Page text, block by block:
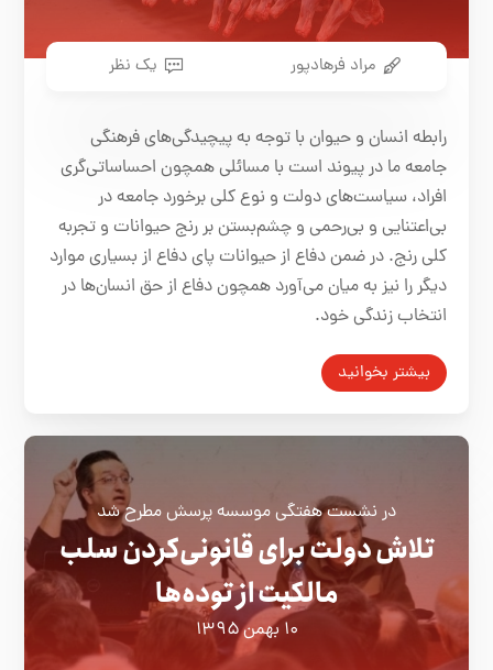
مراد فرهادپور یک نظر
رابطه انسان و حیوان با توجه به پیچیدگی‌های فرهنگی
جامعه ما در پیوند است با مسائلی همچون احساساتی‌گری
افراد، سیاست‌های دولت و نوع کلی برخورد جامعه در
بی‌اعتنایی و بی‌رحمی و چشم‌بستن بر رنج حیوانات و تجربه
کلی رنج. در ضمن دفاع از حیوانات پای دفاع از بسیاری موارد
دیگر را نیز به میان می‌آورد همچون دفاع از حق انسان‌ها در
انتخاب زندگی خود.
بیشتر بخوانید
در نشست هفتگی موسسه پرسش مطرح شد
تلاش دولت برای قانونی‌کردن سلب
مالکیت از توده‌ها
۱۰ بهمن ۱۳۹۵